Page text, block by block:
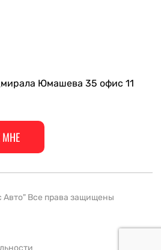
Юмашева 35 офис 11
МНЕ
Все права защищены